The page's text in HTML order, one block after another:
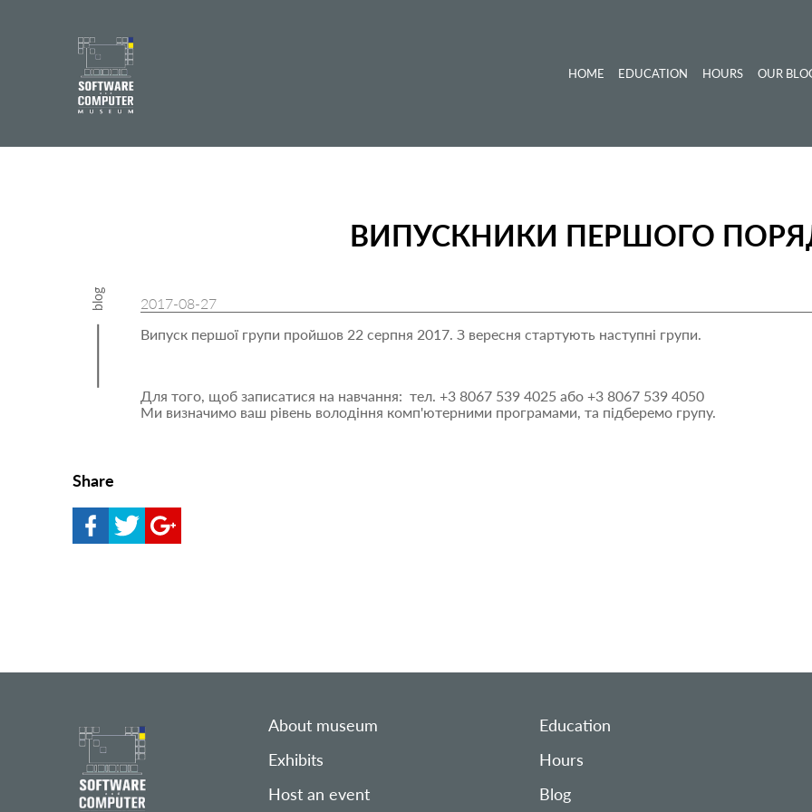
HOME EDUCATION HOURS OUR
ВИПУСКНИКИ ПЕРШОГО
blog
2017-08-27
Випуск першої групи пройшов 22 серпня 2017. З вересня стартують наступні групи.
Для того, щоб записатися на навчання: тел. ‎+3 8067 539 4025 або +3 8067 539 4050
Ми визначимо ваш рівень володіння комп'ютерними програмами, та підберемо групу.
Share
About museum
Exhibits
Host an event
Education
Hours
Blog